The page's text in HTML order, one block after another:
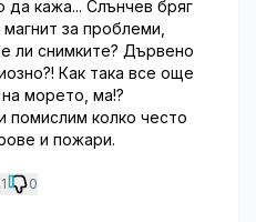
да кажа... Слънчев бряг
за проблеми,
ли снимките? Дървено
Как така все още
морето, ма!?
помислим колко често
и пожари.
1 0